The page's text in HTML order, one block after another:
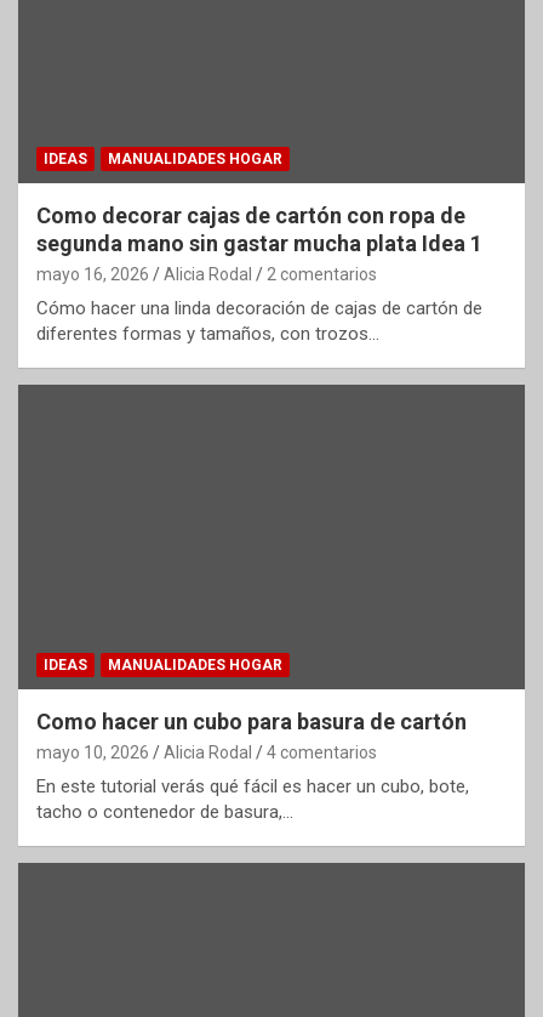
IDEAS MANUALIDADES HOGAR
Como decorar cajas de cartón con ropa de
segunda mano sin gastar mucha plata Idea 1
mayo 16, 2026 Alicia Rodal 2 comentarios
Cómo hacer una linda decoración de cajas de cartón de
diferentes formas y tamaños, con trozos…
IDEAS MANUALIDADES HOGAR
Como hacer un cubo para basura de cartón
mayo 10, 2026 Alicia Rodal 4 comentarios
En este tutorial verás qué fácil es hacer un cubo, bote,
tacho o contenedor de basura,…